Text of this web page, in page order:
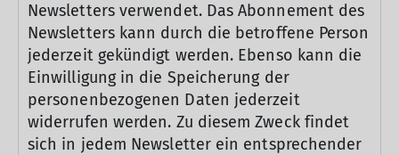
Newsletters verwendet. Das Abonnement des
Newsletters kann durch die betroffene Person
jederzeit gekündigt werden. Ebenso kann die
Einwilligung in die Speicherung der
personenbezogenen Daten jederzeit
widerrufen werden. Zu diesem Zweck findet
sich in jedem Newsletter ein entsprechender